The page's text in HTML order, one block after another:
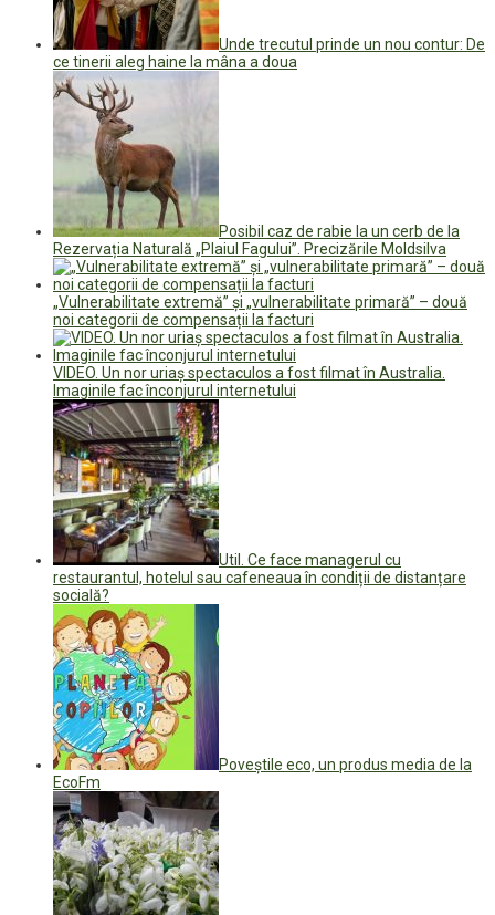
Unde trecutul prinde un nou contur: De
ce tinerii aleg haine la mâna a doua
Posibil caz de rabie la un cerb de la
Rezervația Naturală „Plaiul Fagului”. Precizările Moldsilva
„Vulnerabilitate extremă” și „vulnerabilitate primară” – două
noi categorii de compensații la facturi
VIDEO. Un nor uriaș spectaculos a fost filmat în Australia.
Imaginile fac înconjurul internetului
Util. Ce face managerul cu
restaurantul, hotelul sau cafeneaua în condiții de distanțare
socială?
Poveștile eco, un produs media de la
EcoFm